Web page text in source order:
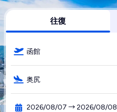
往復
函館
奥尻
2026/08/07 → 2026/08/08